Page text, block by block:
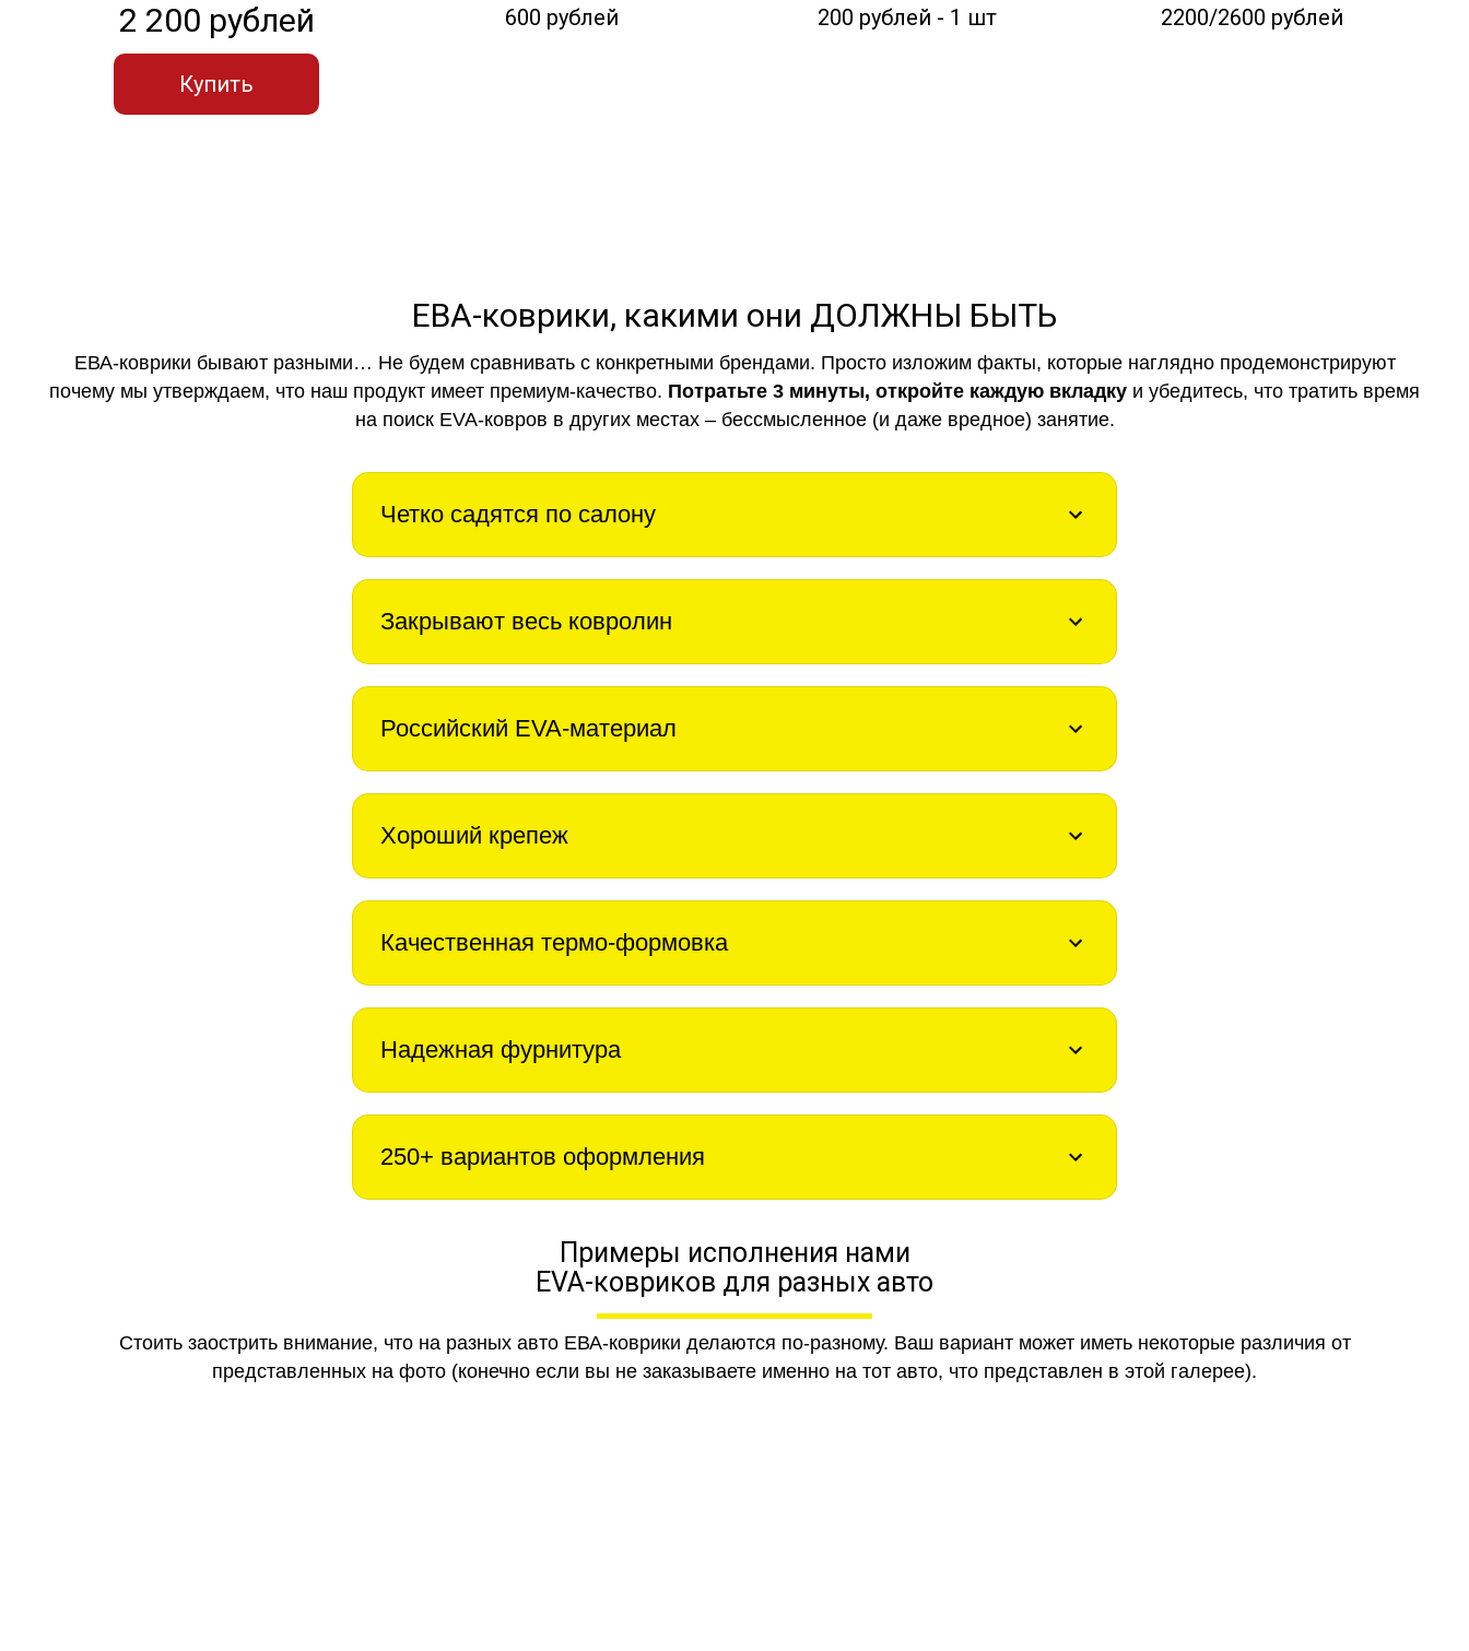
2 200 рублей
Купить
600 рублей 200 рублей - 1 шт 2200/2600 рублей
ЕВА-коврики, какими они ДОЛЖНЫ БЫТЬ
ЕВА-коврики бывают разными… Не будем сравнивать с конкретными брендами. Просто изложим факты, которые наглядно продемонстрируют
почему мы утверждаем, что наш продукт имеет премиум-качество. Потратьте 3 минуты, откройте каждую вкладку и убедитесь, что тратить время
на поиск EVA-ковров в других местах – бессмысленное (и даже вредное) занятие.
Четко садятся по салону
Закрывают весь ковролин
Российский EVA-материал
Хороший крепеж
Качественная термо-формовка
Надежная фурнитура
250+ вариантов оформления
Примеры исполнения нами
EVA-ковриков для разных авто
Стоить заострить внимание, что на разных авто ЕВА-коврики делаются по-разному. Ваш вариант может иметь некоторые различия от
представленных на фото (конечно если вы не заказываете именно на тот авто, что представлен в этой галерее).